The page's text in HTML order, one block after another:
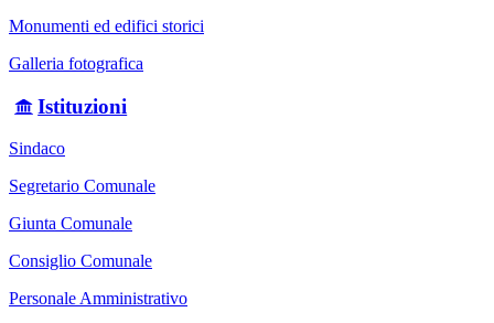
Monumenti ed edifici storici
Galleria fotografica
Istituzioni
Sindaco
Segretario Comunale
Giunta Comunale
Consiglio Comunale
Personale Amministrativo